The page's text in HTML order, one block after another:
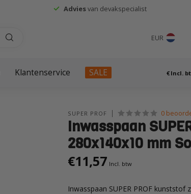
Adviesvan devakspecialist
EUR
Klantenservice SALE € Incl.
SUPER PROF 0
Inwasspaan
280x140x10 mm
€11,57 Incl. btw
Inwasspaan SUPER PROF kunststof